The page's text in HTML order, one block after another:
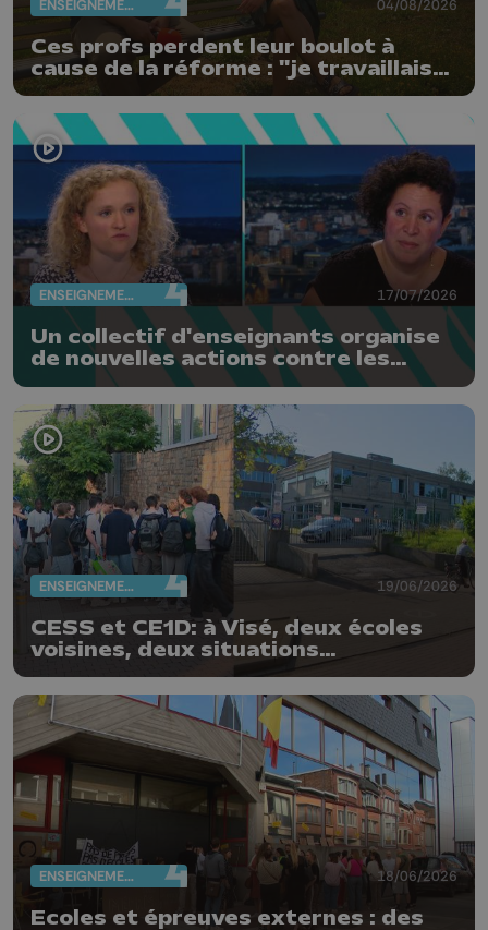
ENSEIGNEMENT 04/08/2026
Ces profs perdent leur boulot à
cause de la réforme : "je travaillais
bien plus comme prof que comme
pharmacienne"
ENSEIGNEMENT 17/07/2026
Un collectif d'enseignants organise
de nouvelles actions contre les
réformes de la FWB
ENSEIGNEMENT 19/06/2026
CESS et CE1D: à Visé, deux écoles
voisines, deux situations
différentes
ENSEIGNEMENT 18/06/2026
Ecoles et épreuves externes : des